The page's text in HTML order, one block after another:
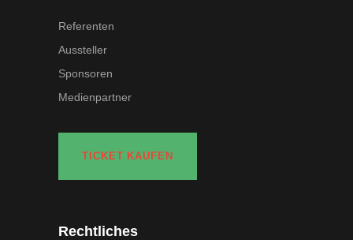
Referenten
Aussteller
Sponsoren
Medienpartner
TICKET KAUFEN
Rechtliches